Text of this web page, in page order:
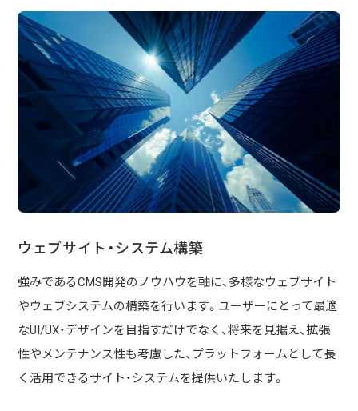
ウェブサイト・システム構築
強みであるCMS開発のノウハウを軸に、多様なウェブサイト
やウェブシステムの構築を行います。ユーザーにとって最適
なUI/UX・デザインを目指すだけでなく、将来を見据え、拡張
性やメンテナンス性も考慮した、プラットフォームとして長
く活用できるサイト・システムを提供いたします。